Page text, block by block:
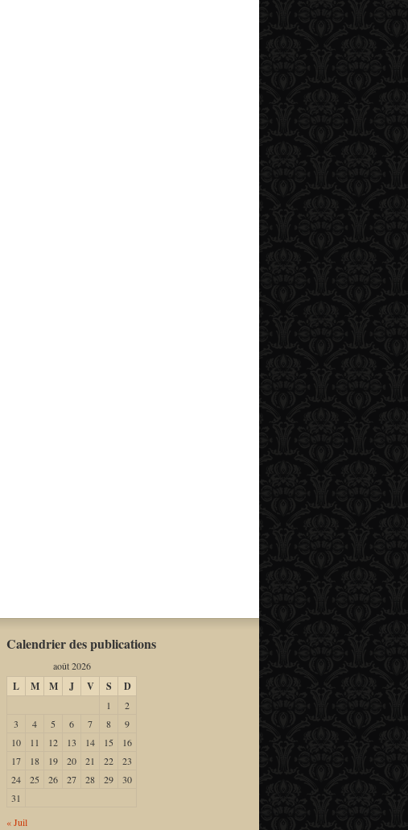
Calendrier des publications
août 2026
L M M J V S D
1
2
3
4 5 6 7 8
9
10
11 12 13 14 15
16
17
18 19 20 21 22
23
24
25 26 27 28 29
30
31
« Juil